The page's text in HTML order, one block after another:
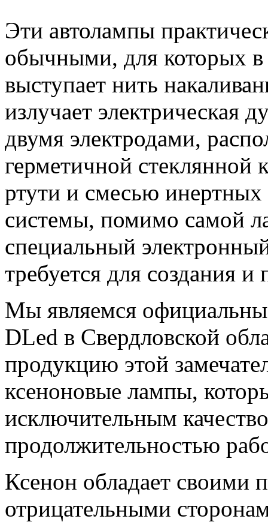
Эти автолампы
обычными, для которых в
выступает нить
излучает электрическая
двумя электродами,
герметичной стеклянной
ртути и смесью инертных
системы, помимо самой
специальный
требуется для создания
Мы являемся
DLed в Свердловской
продукцию этой
ксеноновые лампы,
исключительным
продолжительностью
Ксенон обладает своими
отрицательными